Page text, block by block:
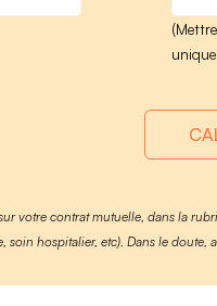
votre contrat mutuelle, dans la
soin hospitalier, etc). Dans le doute,